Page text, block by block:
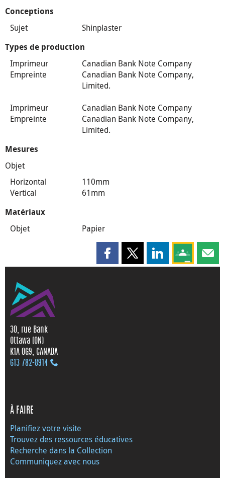
Conceptions
Sujet Shinplaster
Types de production
Imprimeur
Canadian Bank Note Company
Empreinte
Canadian Bank Note Company,
Limited.
Imprimeur
Canadian Bank Note Company
Empreinte
Canadian Bank Note Company,
Limited.
Mesures
Objet
Horizontal
110mm
Vertical
61mm
Matériaux
Objet Papier
Partager cette page sur
Partager cette page sur X
Partager cette
Partagez
30, rue Bank
Ottawa (ON)
K1A 0G9, CANADA
613 782‑8914
À FAIRE
Planifiez votre visite
Trouvez des ressources éducatives
Recherche dans la Collection
Communiquez avec nous